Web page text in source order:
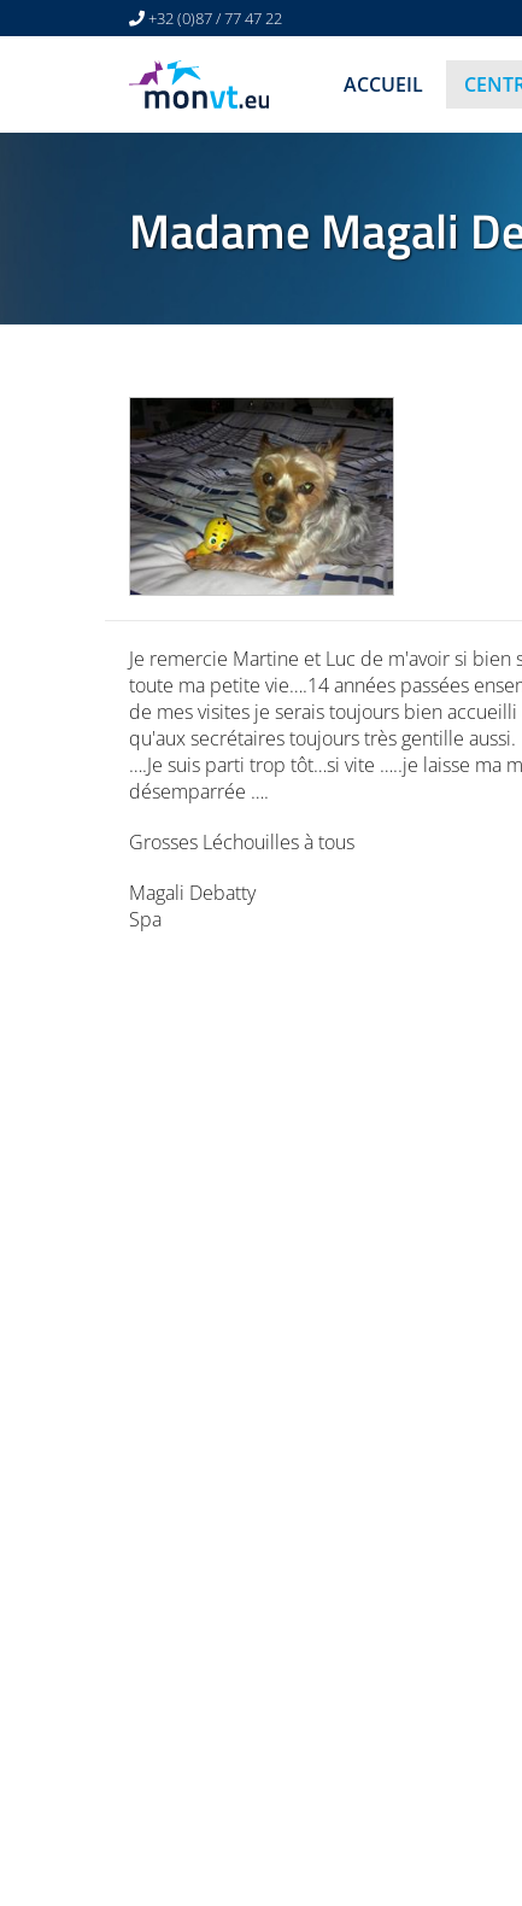
+32 (0)87 / 77 47 22
ACCUEIL
Madame Magali
Je remercie Martine et Luc de m'avoir si bien
toute ma petite vie….14 années passées
de mes visites je serais toujours bien
qu'aux secrétaires toujours très gentille aussi.
….Je suis parti trop tôt…si vite …..je laisse ma
désemparrée ….
Grosses Léchouilles à tous
Magali Debatty
Spa